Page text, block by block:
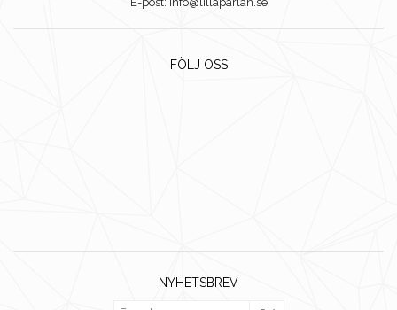
FÖLJ OSS
NYHETSBREV